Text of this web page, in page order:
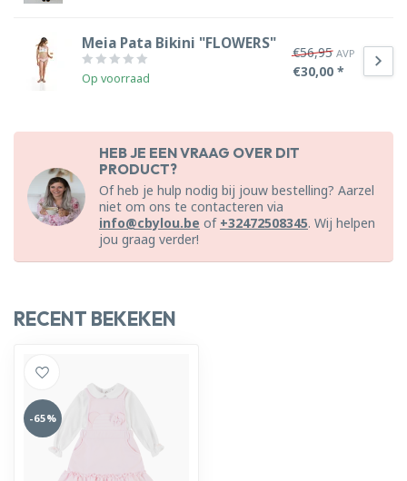
Meia Pata Bikini "FLOWERS"
Op voorraad
€56,95 AVP
€30,00 *
HEB JE EEN VRAAG OVER DIT
PRODUCT?
Of heb je hulp nodig bij jouw bestelling? Aarzel
niet om ons te contacteren via
info@cbylou.be of +32472508345. Wij helpen
jou graag verder!
RECENT BEKEKEN
-65%